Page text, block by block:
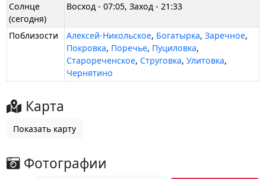
Солнце
(сегодня)
Восход - 07:05, Заход - 21:33
Поблизости Алексей-Никольское, Богатырка,Заречное,
Покровка, Поречье, Пуциловка,
Старореченское, Струговка,Улитовка,
Чернятино
Карта
Показать карту
Фотографии